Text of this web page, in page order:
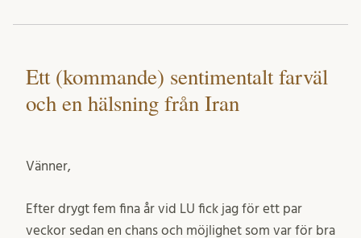
Ett (kommande) sentimentalt farväl
och en hälsning från Iran
Vänner,
Efter drygt fem fina år vid LU fick jag för ett par
veckor sedan en chans och möjlighet som var för bra